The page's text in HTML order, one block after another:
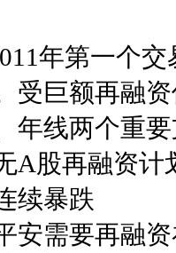
年第一个交
受巨额再融
年线两个重
A股再融资计
续暴跌
安需要再融